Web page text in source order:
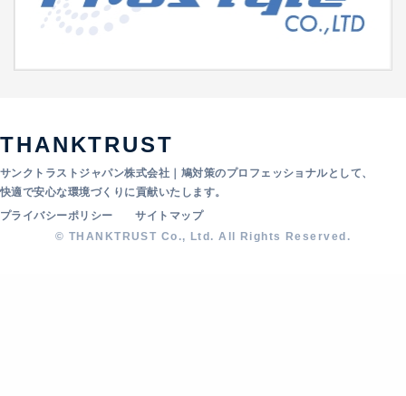
THANKTRUST
サンクトラストジャパン株式会社｜鳩対策のプロフェッショナルとして、
快適で安心な環境づくりに貢献いたします。
プライバシーポリシー
サイトマップ
© THANKTRUST Co., Ltd. All Rights Reserved.